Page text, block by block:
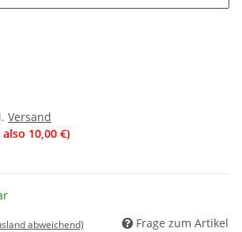
Versand
also 10,00 €)
abweichend) Frage zum Artikel